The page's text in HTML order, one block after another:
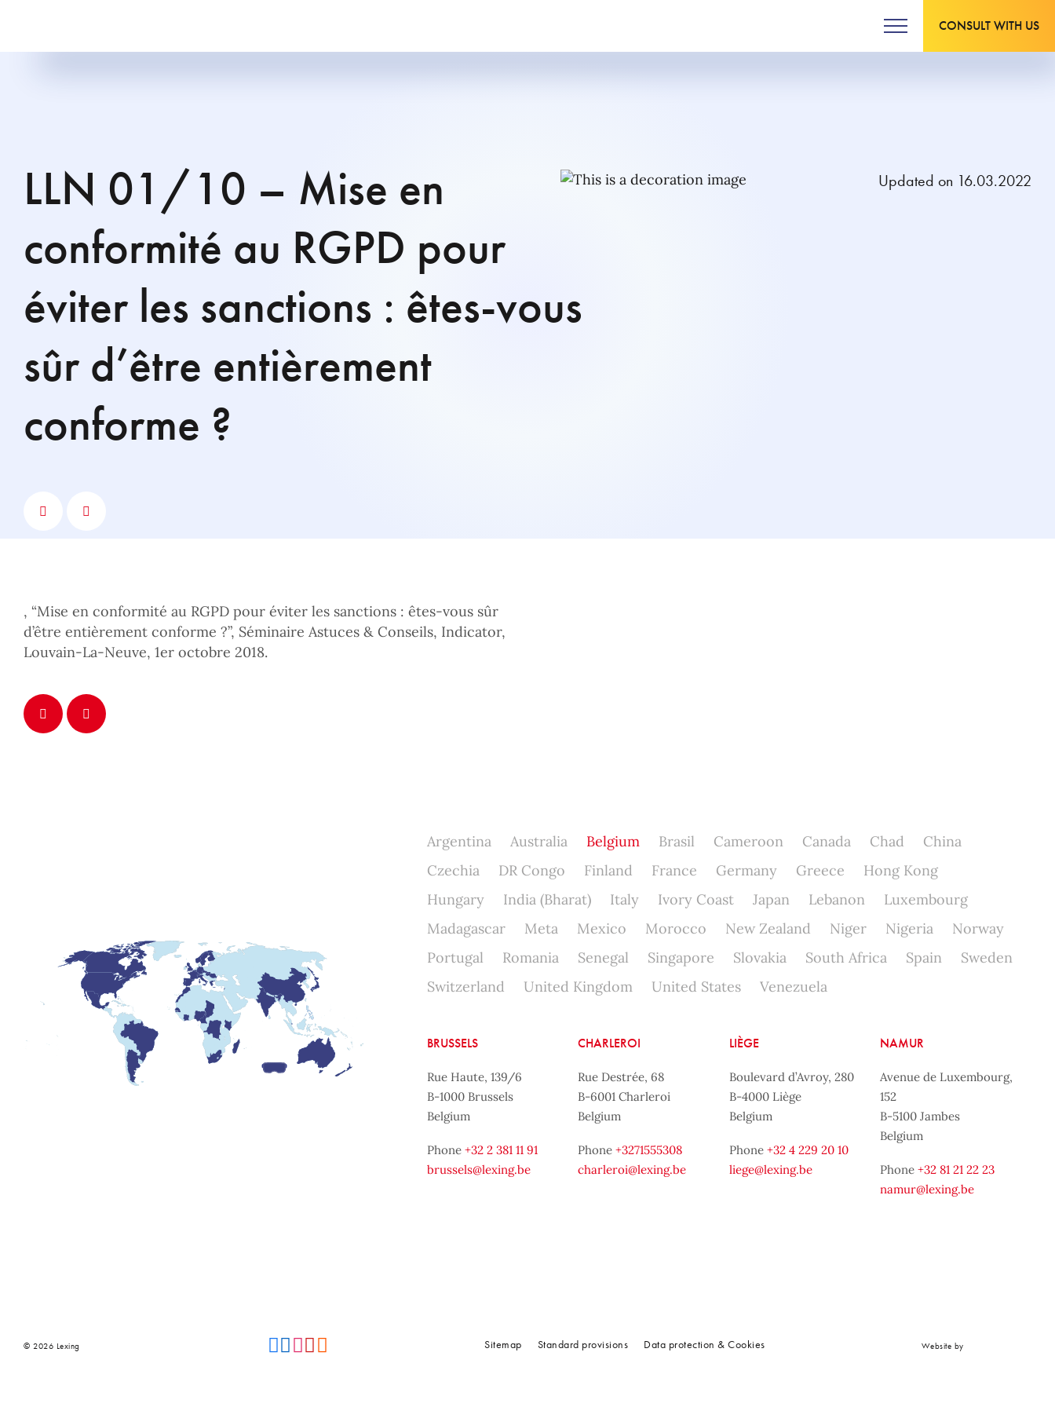
CONSULT WITH US
LLN 01/10 – Mise en
conformité au RGPD pour
éviter les sanctions : êtes-vous
sûr d’être entièrement
conforme ?
Updated on 16.03.2022
, “Mise en conformité au RGPD pour éviter les sanctions : êtes-vous sûr
d’être entièrement conforme ?”, Séminaire Astuces & Conseils, Indicator,
Louvain-La-Neuve, 1er octobre 2018.
Argentina Australia Belgium Brasil Cameroon Canada Chad
China
Czechia
DR Congo Finland France Germany Greece
Hong Kong
Hungary
India (Bharat) Italy Ivory Coast Japan Lebanon
Luxembourg
Madagascar
Meta Mexico Morocco New Zealand Niger Nigeria
Norway
Portugal
Romania Senegal Singapore Slovakia South Africa Spain
Sweden
Switzerland
United Kingdom United States Venezuela
BRUSSELS
Rue Haute, 139/6
B-1000 Brussels
Belgium
Phone +32 2 381 11 91
brussels@lexing.be
CHARLEROI
Rue Destrée, 68
B-6001 Charleroi
Belgium
Phone+3271555308
charleroi@lexing.be
LIÈGE
Boulevard d’Avroy, 280
B-4000 Liège
Belgium
Phone +32 4 229 20 10
liege@lexing.be
NAMUR
Avenue de Luxembourg,
152
B-5100 Jambes
Belgium
Phone+32 81 21 22 23
namur@lexing.be
© 2026 Lexing Sitemap Standard provisions Data protection & Cookies Website by